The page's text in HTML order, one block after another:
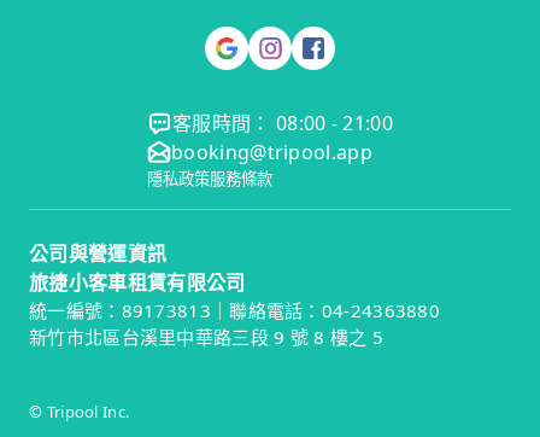
客服時間： 08:00 - 21:00
booking@tripool.app
隱私政策服務條款
公司與營運資訊
旅捷小客車租賃有限公司
統一編號：89173813｜聯絡電話：04-24363880
新竹市北區台溪里中華路三段 9 號 8 樓之 5
© Tripool Inc.